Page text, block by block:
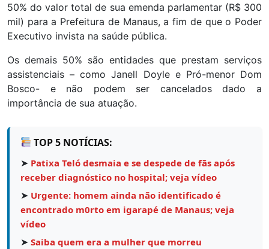
50% do valor total de sua emenda parlamentar (R$ 300
mil) para a Prefeitura de Manaus, a fim de que o Poder
Executivo invista na saúde pública.
Os demais 50% são entidades que prestam serviços
assistenciais – como Janell Doyle e Pró-menor Dom
Bosco- e não podem ser cancelados dado a
importância de sua atuação.
TOP 5 NOTÍCIAS:
➤ Patixa Teló desmaia e se despede de fãs após
receber diagnóstico no hospital; veja vídeo
➤ Urgente: homem ainda não identificado é
encontrado m0rto em igarapé de Manaus; veja
vídeo
➤ Saiba quem era a mulher que morreu